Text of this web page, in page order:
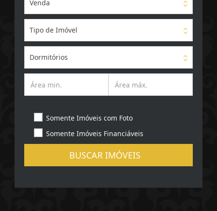
Venda
Tipo de Imóvel
Dormitórios
Somente Imóveis com Foto
Somente Imóveis Financiáveis
BUSCAR IMÓVEIS